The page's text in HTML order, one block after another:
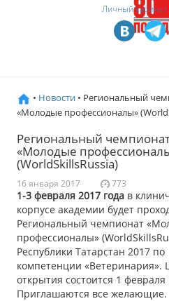
Личный кабинет
• Новости • Региональный
«Молодые профессионалы»
Региональный
«Молодые
(WorldSkillsRussia)
16 января 2017 773
1-3 февраля 2017 года в
корпусе академии будет
Региональный чемпионат
профессионалы»
Республики Татарстан 2017 по
компетенции «Ветеринария».
открытия состоится 1 февраля
Приглашаются все желающие.